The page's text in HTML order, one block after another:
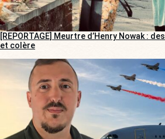
[REPORTAGE] Meurtre d’Henry Nowak :
et colère